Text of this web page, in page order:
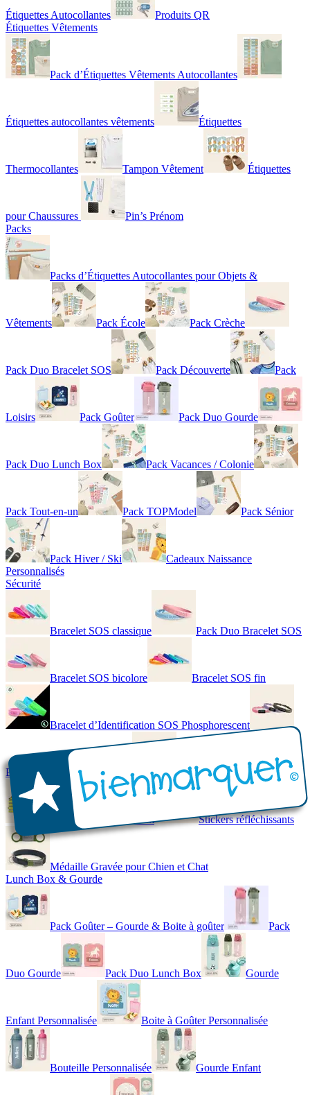
Étiquettes Autocollantes
Produits QR
Étiquettes Vêtements
Pack d’Étiquettes Vêtements Autocollantes
Étiquettes autocollantes vêtements Étiquettes
Thermocollantes Tampon Vêtement Étiquettes
pour Chaussures
Pin’s Prénom
Packs
Packs d’Étiquettes Autocollantes pour Objets &
Vêtements Pack École Pack Crèche
Pack Duo Bracelet SOS Pack Découverte Pack
Loisirs Pack Goûter Pack Duo Gourde
Pack Duo Lunch Box Pack Vacances / Colonie
Pack Tout-en-un Pack TOPModel Pack Sénior
Pack Hiver / Ski
Cadeaux Naissance
Personnalisés
Sécurité
Bracelet SOS classique Pack Duo Bracelet SOS
Bracelet SOS bicolore Bracelet SOS fin
Bracelet d’Identification SOS Phosphorescent
Bracelet personnalisé élégant Bracelet Personnalisé en cuir
Gilet de Sécurité Enfant Stickers réfléchissants
Médaille Gravée pour Chien et Chat
Lunch Box & Gourde
Pack Goûter – Gourde & Boite à goûter Pack
Duo Gourde Pack Duo Lunch Box Gourde
Enfant Personnalisée Boite à Goûter Personnalisée
Bouteille Personnalisée Gourde Enfant